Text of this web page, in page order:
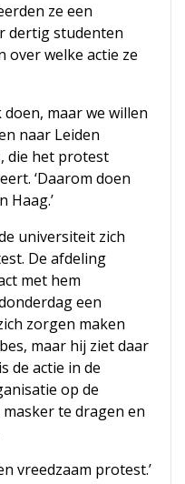
ze een
dertig studenten
over welke actie ze
maar we willen
naar Leiden
die het protest
‘Daarom doen
Haag.’
universiteit zich
De afdeling
met hem
een
zorgen maken
maar hij ziet daar
de actie in de
op de
te dragen en
vreedzaam protest.’